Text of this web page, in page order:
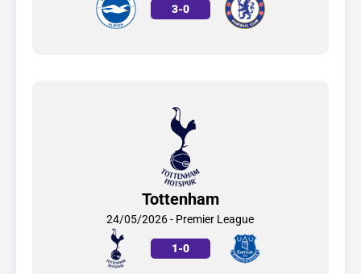
3-0
Tottenham
24/05/2026 - Premier League
1-0